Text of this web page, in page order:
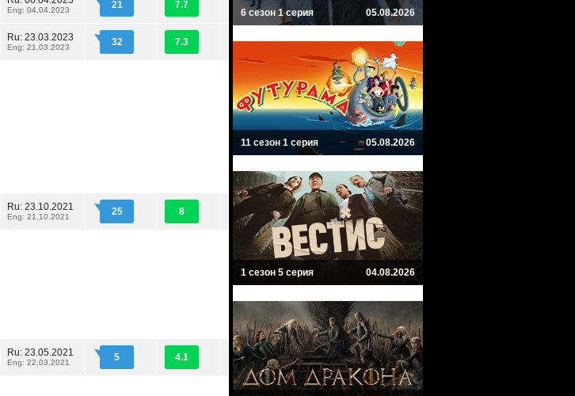
Eng: 04.04.2023 21 7.7
Ru: 23.03.2023
Eng: 21.03.2023 32 7.3
Ru: 23.10.2021
Eng: 21.10.2021 25 8
Ru: 23.05.2021
Eng: 22.03.2021 5 4.1
6 сезон 1 серия 05.08.2026
11 сезон 1 серия 05.08.2026
1 сезон 5 серия 04.08.2026